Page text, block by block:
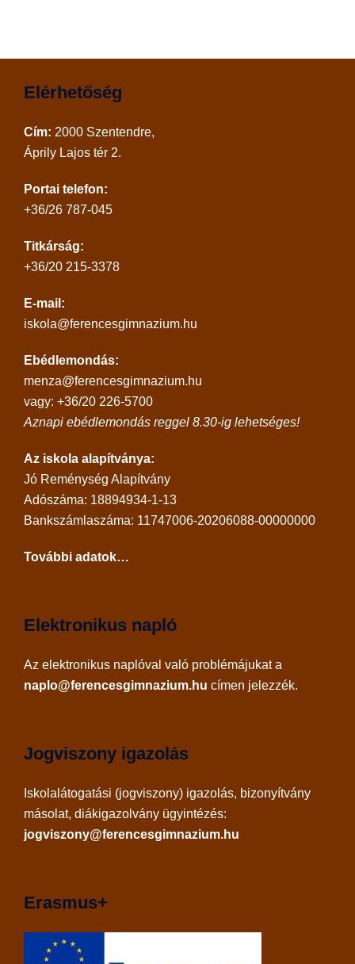
Elérhetőség
Cím: 2000 Szentendre,
Áprily Lajos tér 2.
Portai telefon:
+36/26 787-045
Titkárság:
+36/20 215-3378
E-mail:
iskola@ferencesgimnazium.hu
Ebédlemondás:
menza@ferencesgimnazium.hu
vagy: +36/20 226-5700
Aznapi ebédlemondás reggel 8.30-ig lehetséges!
Az iskola alapítványa:
Jó Reménység Alapítvány
Adószáma: 18894934-1-13
Bankszámlaszáma: 11747006-20206088-00000000
További adatok…
Elektronikus napló
Az elektronikus naplóval való problémájukat a
naplo@ferencesgimnazium.hu címen jelezzék.
Jogviszony igazolás
Iskolalátogatási (jogviszony) igazolás, bizonyítvány
másolat, diákigazolvány ügyintézés:
jogviszony@ferencesgimnazium.hu
Erasmus+